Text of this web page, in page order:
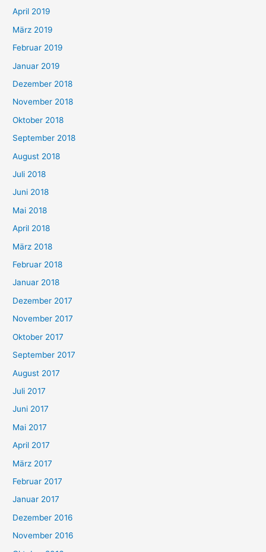
April 2019
März 2019
Februar 2019
Januar 2019
Dezember 2018
November 2018
Oktober 2018
September 2018
August 2018
Juli 2018
Juni 2018
Mai 2018
April 2018
März 2018
Februar 2018
Januar 2018
Dezember 2017
November 2017
Oktober 2017
September 2017
August 2017
Juli 2017
Juni 2017
Mai 2017
April 2017
März 2017
Februar 2017
Januar 2017
Dezember 2016
November 2016